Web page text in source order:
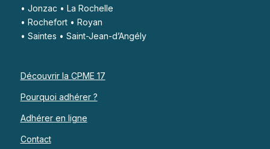
• Jonzac • La Rochelle
• Rochefort • Royan
• Saintes • Saint-Jean-d’Angély
Découvrir la CPME 17
Pourquoi adhérer ?
Adhérer en ligne
Contact